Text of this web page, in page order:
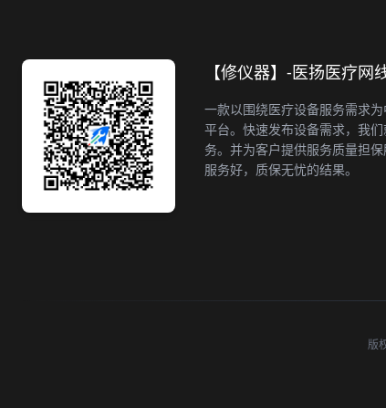
【修仪器】-医扬医疗网
一款以围绕医疗设备服务需求
平台。快速发布设备需求，我
务。并为客户提供服务质量担
服务好，质保无忧的结果。
版